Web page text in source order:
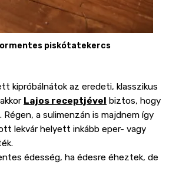
piskótatekercs
kipróbálnátok az eredeti, klasszikus
Lajos receptjével biztos, hogy
Régen, a sulimenzán is majdnem így
lekvár helyett inkább eper- vagy
édesség, ha édesre éheztek, de